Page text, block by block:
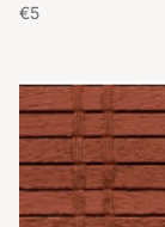
Reguliere prijs
€5